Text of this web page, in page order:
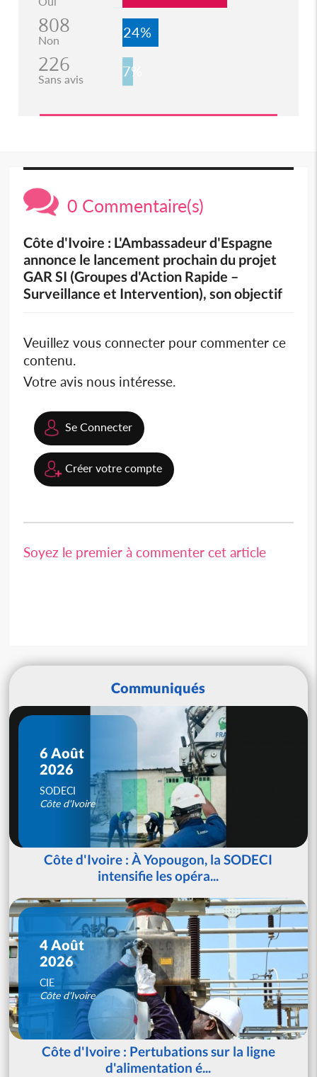
808
Non 24%
226
Sans avis 7%
0 Commentaire(s)
Côte d'Ivoire : L'Ambassadeur d'Espagne
annonce le lancement prochain du projet
GAR SI (Groupes d'Action Rapide –
Surveillance et Intervention), son objectif
Veuillez vous connecter pour commenter ce
contenu.
Votre avis nous intéresse.
Se Connecter
Créer votre compte
Soyez le premier à commenter cet article
Communiqués
6 Août
2026
SODECI
Côte d'Ivoire
Côte d'Ivoire : À Yopougon, la SODECI
intensifie les opéra...
4 Août
2026
CIE
Côte d'Ivoire
Côte d'Ivoire : Pertubations sur la ligne
d'alimentation é...